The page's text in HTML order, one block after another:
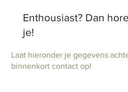
Enthousiast? Dan
je!
Laat hieronder je gegevens
binnenkort contact op!